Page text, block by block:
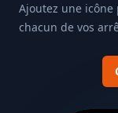
Ajoutez une
chacun de vos